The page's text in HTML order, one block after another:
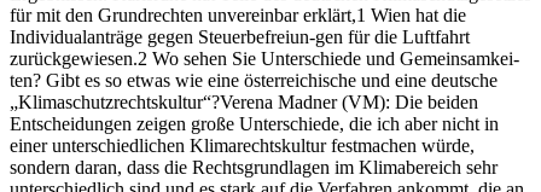
für mit den Grundrechten unvereinbar erklärt,1 Wien hat die
Individualanträge gegen Steuerbefreiun-gen für die Luftfahrt
zurückgewiesen.2 Wo sehen Sie Unterschiede und Gemeinsamkei-
ten? Gibt es so etwas wie eine österreichische und eine deutsche
„Klimaschutzrechtskultur“?Verena Madner (VM): Die beiden
Entscheidungen zeigen große Unterschiede, die ich aber nicht in
einer unterschiedlichen Klimarechtskultur festmachen würde,
sondern daran, dass die Rechtsgrundlagen im Klimabereich sehr